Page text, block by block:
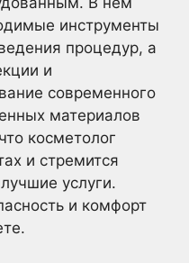
инструменты
процедур, а
и
современного
материалов
косметолог
и стремится
услуги.
и комфорт